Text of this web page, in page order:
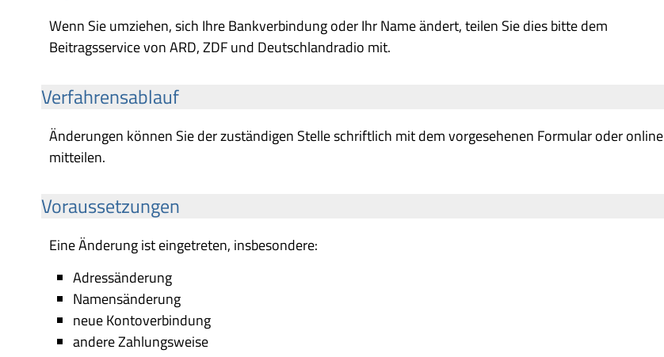
Wenn Sie umziehen, sich Ihre Bankverbindung oder Ihr Name ändert, teilen Sie dies bitte dem
Beitragsservice von ARD, ZDF und Deutschlandradio mit.
Verfahrensablauf
Änderungen können Sie der zuständigen Stelle schriftlich mit dem vorgesehenen Formular oder online
mitteilen.
Voraussetzungen
Eine Änderung ist eingetreten, insbesondere:
Adressänderung
Namensänderung
neue Kontoverbindung
andere Zahlungsweise